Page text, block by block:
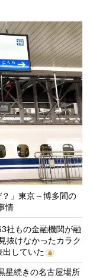
？」東京～博多間の
情
社もの金融機関が融
抜けなかったカラク
していた
星続きの名古屋場所